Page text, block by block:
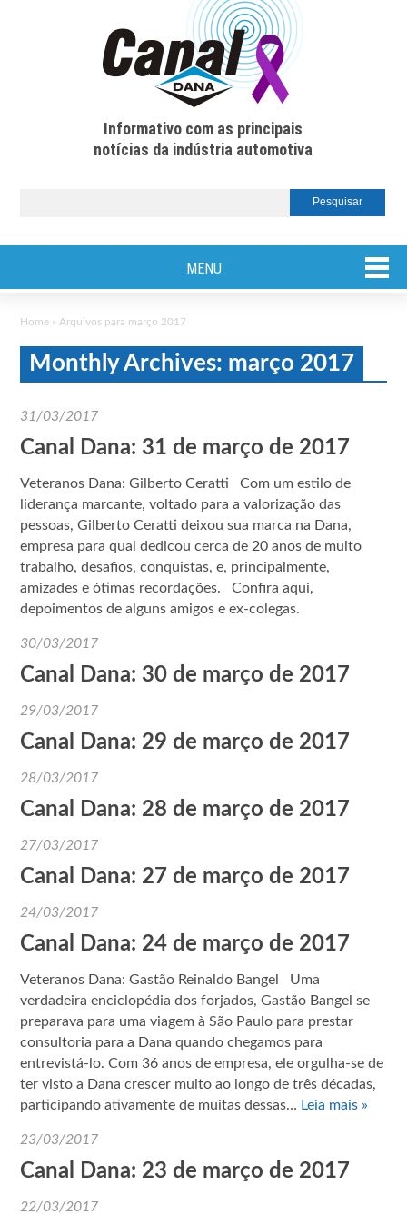
Informativo com as principais
notícias da indústria automotiva
MENU
Home » Arquivos para março 2017
Monthly Archives: março 2017
31/03/2017
Canal Dana: 31 de março de 2017
Veteranos Dana: Gilberto Ceratti Com um estilo de
liderança marcante, voltado para a valorização das
pessoas, Gilberto Ceratti deixou sua marca na Dana,
empresa para qual dedicou cerca de 20 anos de muito
trabalho, desafios, conquistas, e, principalmente,
amizades e ótimas recordações. Confira aqui,
depoimentos de alguns amigos e ex-colegas.
30/03/2017
Canal Dana: 30 de março de 2017
29/03/2017
Canal Dana: 29 de março de 2017
28/03/2017
Canal Dana: 28 de março de 2017
27/03/2017
Canal Dana: 27 de março de 2017
24/03/2017
Canal Dana: 24 de março de 2017
Veteranos Dana: Gastão Reinaldo Bangel Uma
verdadeira enciclopédia dos forjados, Gastão Bangel se
preparava para uma viagem à São Paulo para prestar
consultoria para a Dana quando chegamos para
entrevistá-lo. Com 36 anos de empresa, ele orgulha-se de
ter visto a Dana crescer muito ao longo de três décadas,
participando ativamente de muitas dessas… Leia mais »
23/03/2017
Canal Dana: 23 de março de 2017
22/03/2017